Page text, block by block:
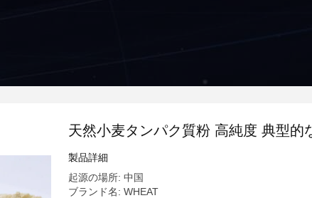
天然小麦タンパク質粉 高純度 典型的
製品詳細
起源の場所: 中国
ブランド名: WHEAT